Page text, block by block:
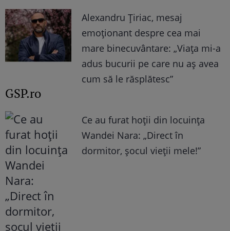
Alexandru Țiriac, mesaj
emoționant despre cea mai
mare binecuvântare: „Viața mi-a
adus bucurii pe care nu aș avea
cum să le răsplătesc”
GSP.ro
Ce au furat hoții din locuința
Wandei Nara: „Direct în
dormitor, șocul vieții mele!”